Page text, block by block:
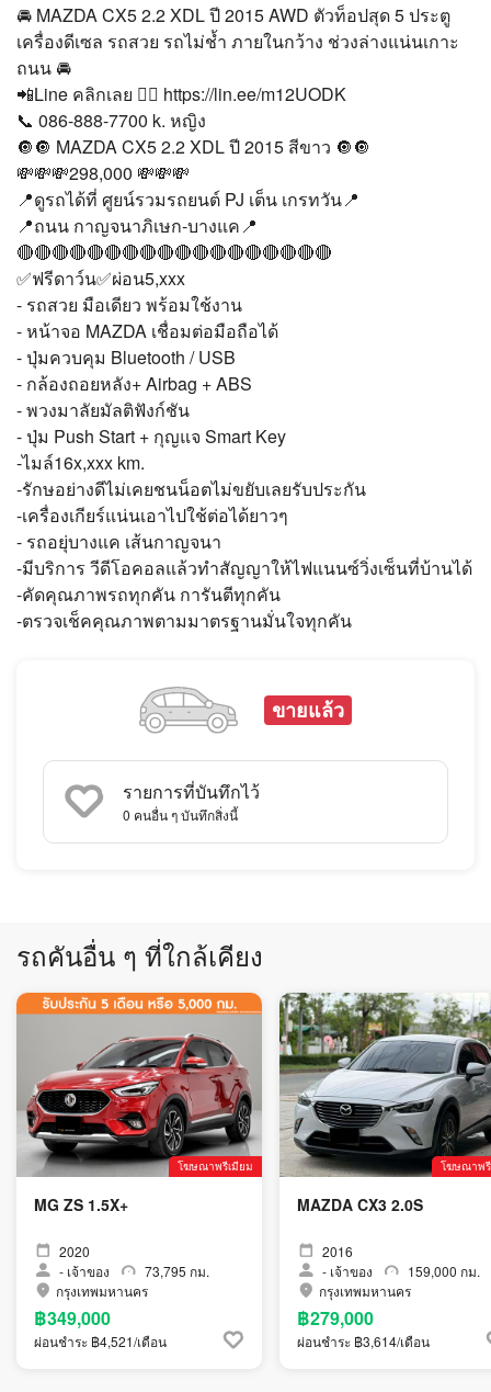
🚘 MAZDA CX5 2.2 XDL ปี 2015 AWD ตัวท็อปสุด 5 ประตู
เครื่องดีเซล รถสวย รถไม่ช้ำ ภายในกว้าง ช่วงล่างแน่นเกาะ
ถนน 🚘
📲Line คลิกเลย 👉🏻 https://lin.ee/m12UODK
📞 086-888-7700 k. หญิง
🔘🔘 MAZDA CX5 2.2 XDL ปี 2015 สีขาว 🔘🔘
💸💸💸298,000 💸💸💸
📍ดูรถได้ที่ ศูยน์รวมรถยนต์ PJ เต็น เกรทวัน📍
📍ถนน กาญจนาภิเษก-บางแค📍
🔴🔴🔴🔴🔴🔴🔴🔴🔴🔴🔴🔴🔴🔴🔴🔴🔴🔴
✅ฟรีดาว์น✅ผ่อน5,xxx
- รถสวย มือเดียว พร้อมใช้งาน
- หน้าจอ MAZDA เชื่อมต่อมือถือได้
- ปุ่มควบคุม Bluetooth / USB
- กล้องถอยหลัง+ Airbag + ABS
- พวงมาลัยมัลติฟังก์ชัน
- ปุ่ม Push Start + กุญแจ Smart Key
-ไมล์16x,xxx km.
-รักษอย่างดีไม่เคยชนน็อตไม่ขยับเลยรับประกัน
-เครื่องเกียร์แน่นเอาไปใช้ต่อได้ยาวๆ
- รถอยุ่บางแค เส้นกาญจนา
-มีบริการ วีดีโอคอลแล้วทำสัญญาให้ไฟแนนซ์วิ่งเซ็นที่บ้านได้
-คัดคุณภาพรถทุกคัน การันตีทุกคัน
-ตรวจเช็คคุณภาพตามมาตรฐานมั่นใจทุกคัน
ขายแล้ว
รายการที่บันทึกไว้
0 คนอื่น ๆ บันทึกสิ่งนี้
รถคันอื่น ๆ ที่ใกล้เคียง
โฆษณาพรีเมียม
MG ZS 1.5X+
2020
- เจ้าของ
73,795 กม.
กรุงเทพมหานคร
฿349,000
ผ่อนชำระ ฿4,521/เดือน
โฆษณาพ
MAZDA CX3 2.0S
2016
- เจ้าของ
159,000 กม.
กรุงเทพมหานคร
฿279,000
ผ่อนชำระ ฿3,614/เดือน